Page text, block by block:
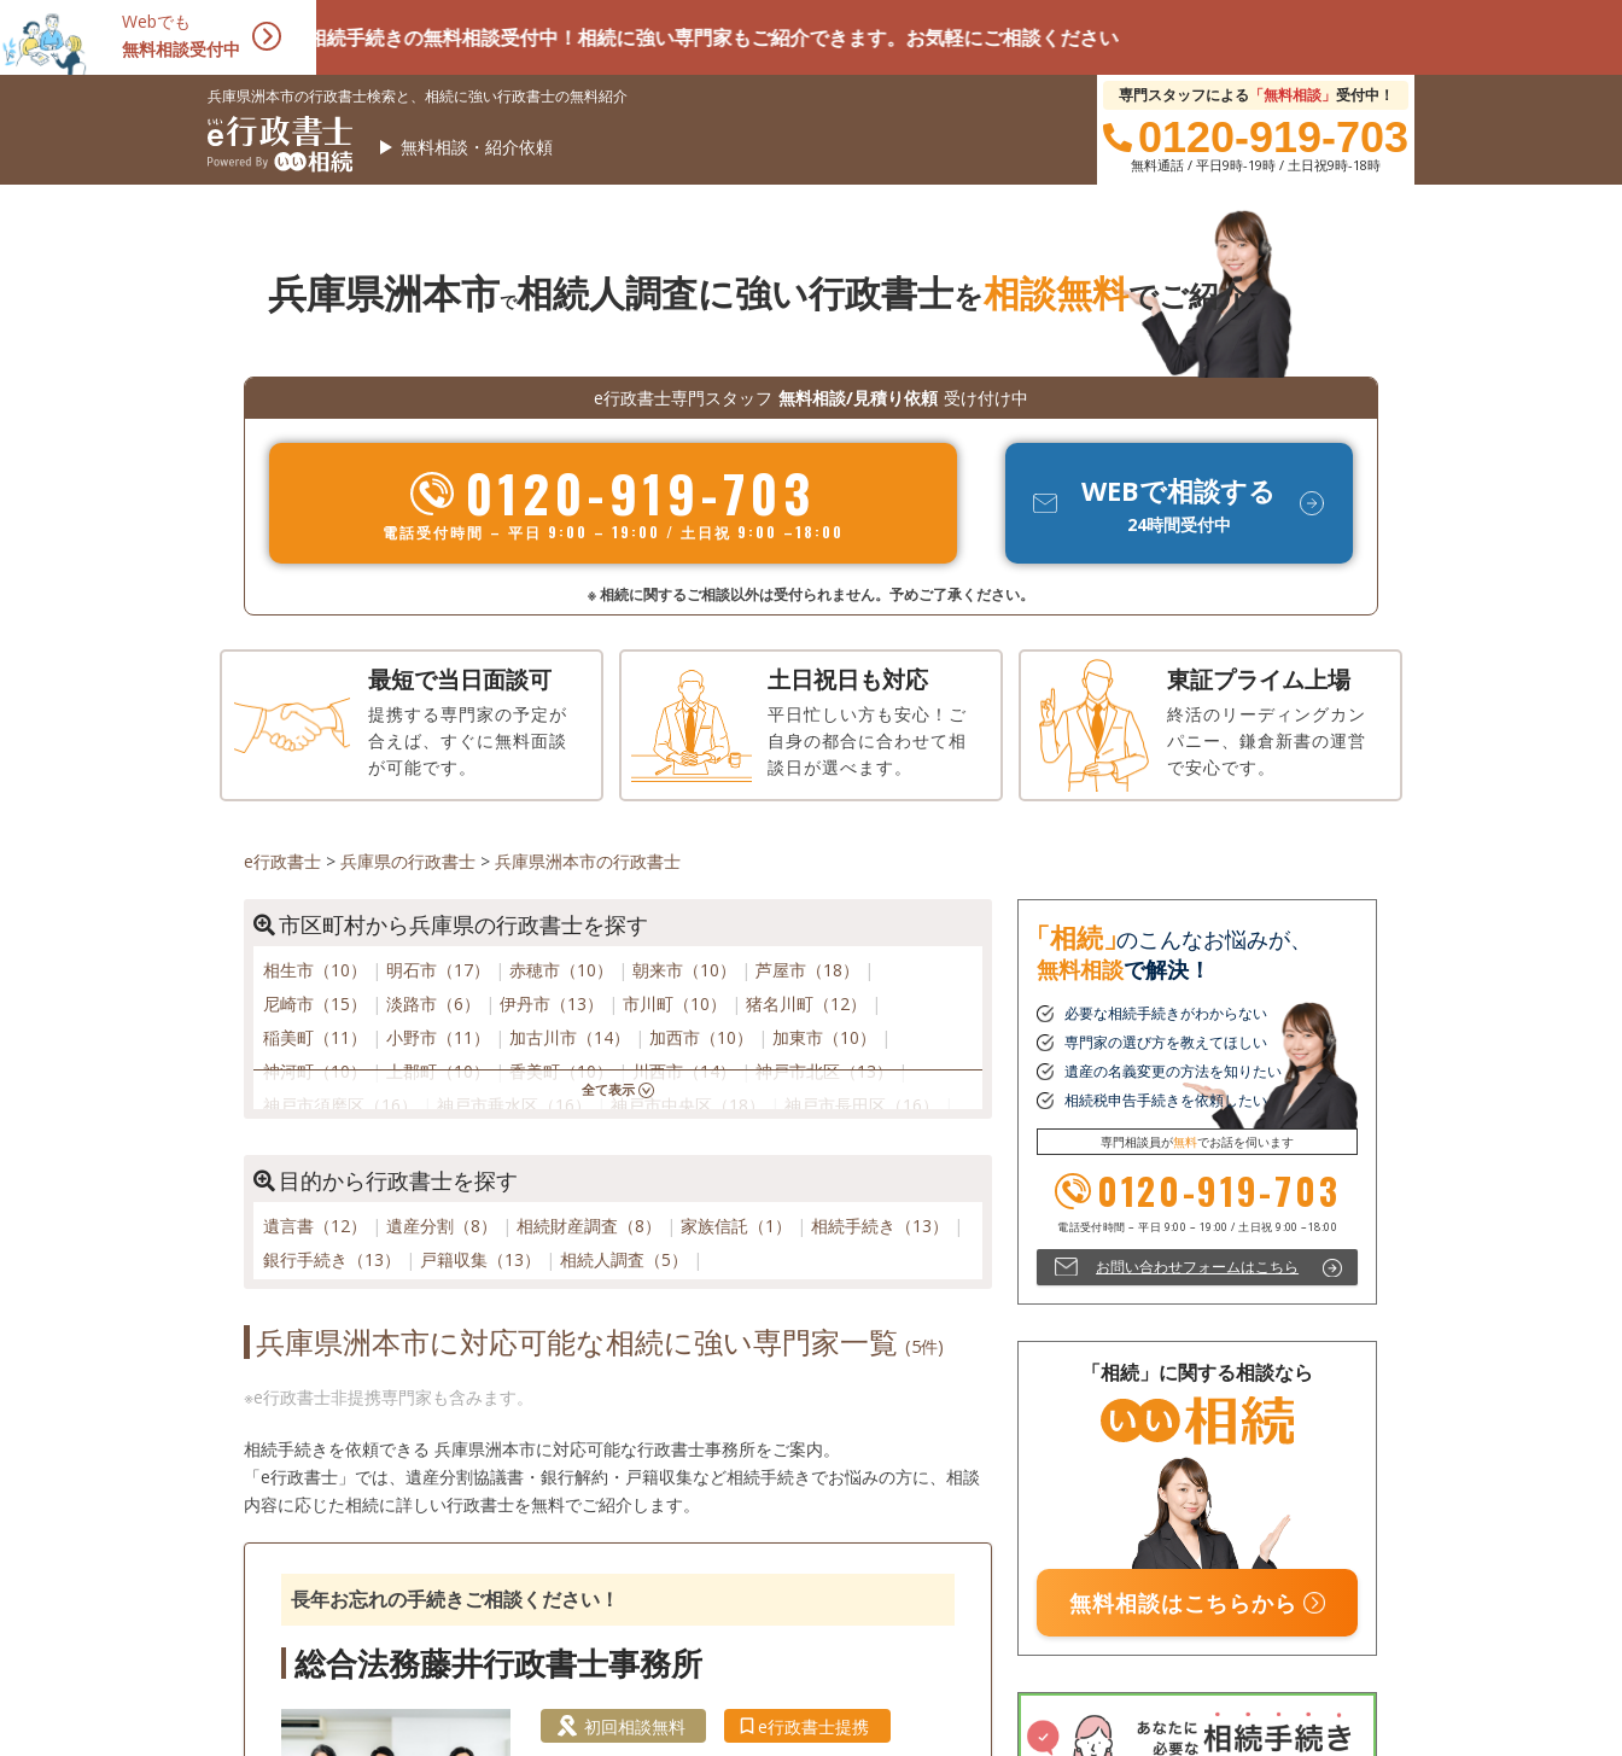
Webでも
無料相談受付中相続手続きの無料相談受付中！相続に強い専門家もご紹介できます。お気軽にご相談ください
兵庫県洲本市の行政書士検索と、相続に強い行政書士の無料紹介
無料相談・紹介依頼
専門スタッフによる 「無料相談」 受付中！
0120-919-703
無料通話 / 平日9時-19時 / 土日祝9時-18時
兵庫県洲本市で相続人調査に強い行政書士を相談無料でご紹介
e行政書士専門スタッフ 無料相談/見積り依頼 受け付け中
0120-919-703
電話受付時間 – 平日 9:00 – 19:00 / 土日祝 9:00 –18:00
WEBで相談する
24時間受付中
※ 相続に関するご相談以外は受付られません。予めご了承ください。
最短で当日面談可
提携する専門家の予定が
合えば、すぐに無料面談
が可能です。
土日祝日も対応
平日忙しい方も安心！ご
自身の都合に合わせて相
談日が選べます。
東証プライム上場
終活のリーディングカン
パニー、鎌倉新書の運営
で安心です。
e行政書士 > 兵庫県の行政書士 > 兵庫県洲本市の行政書士
市区町村から兵庫県の行政書士を探す
相生市（10） 明石市（17） 赤穂市（10） 朝来市（10）
芦屋市（18）
尼崎市（15）
淡路市（6） 伊丹市（13） 市川町（10）
猪名川町（12）
稲美町（11）
小野市（11） 加古川市（14） 加西市（10）
加東市（10）
神河町（10）
上郡町（10） 香美町（10） 川西市（14）
神戸市北区（13）
神戸市須磨区（16）
神戸市垂水区（16） 神戸市中央区（18）
神戸市長田区（16）
佐用町（11）
三田市（12） 宍粟市（10）
丹波篠山市（12）
丹波市（12） 豊岡市（10） 西宮市（20）
西脇市（10）
播磨町（10）
姫路市（13） 福崎町（10） 三木市（13）
目的から行政書士を探す
遺言書（12） 遺産分割（8） 相続財産調査（8） 家族信託（1）
相続手続き（13）
銀行手続き（13）
戸籍収集（13） 相続人調査（5）
兵庫県洲本市に対応可能な相続に強い専門家一覧 (5件)
※e行政書士非提携専門家も含みます。
相続手続きを依頼できる 兵庫県洲本市に対応可能な行政書士事務所をご案内。
「e行政書士」では、遺産分割協議書・銀行解約・戸籍収集など相続手続きでお悩みの方に、相談
内容に応じた相続に詳しい行政書士を無料でご紹介します。
長年お忘れの手続きご相談ください！
総合法務藤井行政書士事務所
初回相談無料
e行政書士提携
「相続」のこんなお悩みが、
無料相談で解決！
必要な相続手続きがわからない
専門家の選び方を教えてほしい
遺産の名義変更の方法を知りたい
相続税申告手続きを依頼したい
専門相談員が無料でお話を伺います
0120-919-703
電話受付時間 – 平日 9:00 – 19:00 / 土日祝 9:00 –18:00
お問い合わせフォームはこちら
「相続」に関する相談なら
無料相談はこちらから